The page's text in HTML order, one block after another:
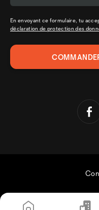
En envoyant ce formulaire, tu
déclaration de protection des